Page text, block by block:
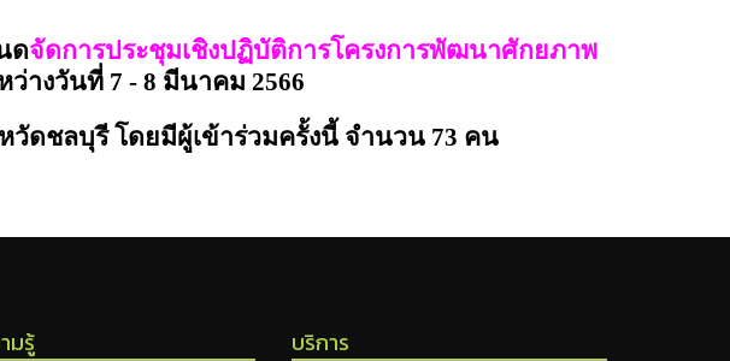
ดจัดการประชุมเชิงปฏิบัติการโครงการพัฒนาศักยภาพ
ว่างวันที่ 7 - 8 มีนาคม 2566
วัดชลบุรี โดยมีผู้เข้าร่วมครั้งนี้ จำนวน 73 คน
มรู้ บริการ